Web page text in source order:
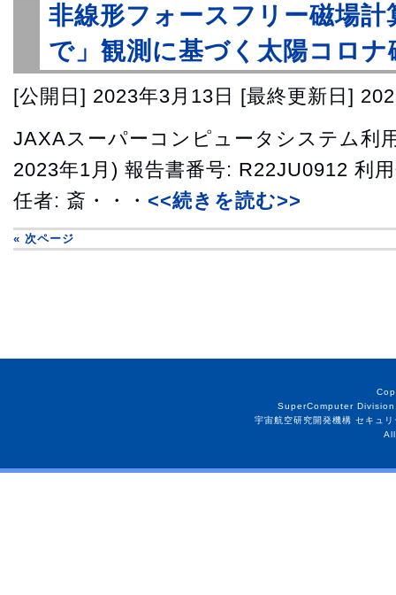
非線形フォースフリー磁場
で」観測に基づく太陽コロナ
[公開日] 2023年3月13日 [最終更新日]
JAXAスーパーコンピュータシステム利
2023年1月) 報告書番号: R22JU0912 利
任者: 斎・・・ <<続きを読む>>
« 次ページ
SuperComputer
宇宙航空研究開発機構 セキュ